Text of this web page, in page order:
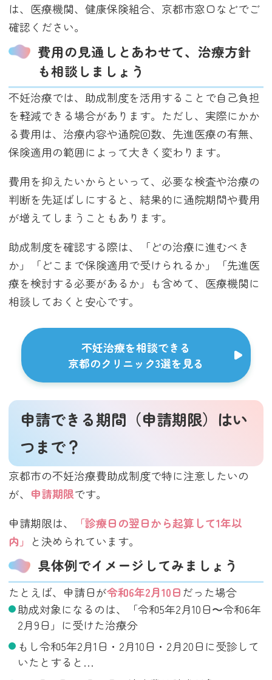
は、医療機関、健康保険組合、京都市窓口などでご
確認ください。
費用の見通しとあわせて、治療方針
も相談しましょう
不妊治療では、助成制度を活用することで自己負担
を軽減できる場合があります。ただし、実際にかか
る費用は、治療内容や通院回数、先進医療の有無、
保険適用の範囲によって大きく変わります。
費用を抑えたいからといって、必要な検査や治療の
判断を先延ばしにすると、結果的に通院期間や費用
が増えてしまうこともあります。
助成制度を確認する際は、「どの治療に進むべき
か」「どこまで保険適用で受けられるか」「先進医
療を検討する必要があるか」も含めて、医療機関に
相談しておくと安心です。
不妊治療を相談できる
京都のクリニック3選を見る
申請できる期間（申請期限）はい
つまで？
京都市の不妊治療費助成制度で特に注意したいの
が、 申請期限です。
申請期限は、
「診療日の翌日から起算して1年以
内」
と決められています。
具体例でイメージしてみましょう
たとえば、申請日が令和6年2月10日だった場合
助成対象になるのは、「令和5年2月10日〜令和6年
2月9日」に受けた治療分
もし令和5年2月1日・2月10日・2月20日に受診して
いたとすると…